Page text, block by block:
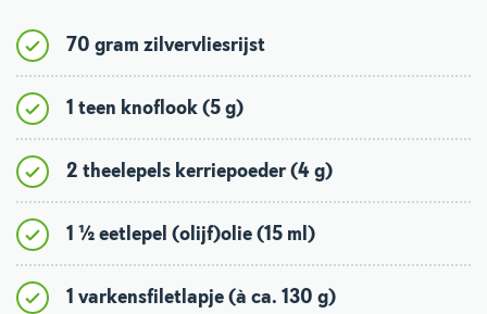
70 gram zilvervliesrijst
1 teen knoflook (5 g)
2 theelepels kerriepoeder (4 g)
1 ½ eetlepel (olijf)olie (15 ml)
1 varkensfiletlapje (à ca. 130 g)